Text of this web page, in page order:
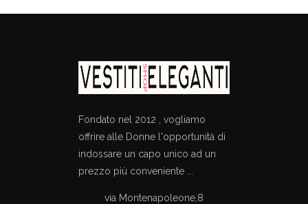
Fondato nel 2012 , vogliamo
offrire alle Donne l'opportunità di
indossare un capo unico ad un
prezzo più conveniente ...
via Montenapoleone,8